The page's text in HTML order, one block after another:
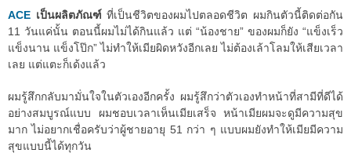
ACE เป็นผลิตภัณฑ์ที่เป็นชีวิตของผมไปตลอดชีวิต ผมกินตัวนี้ติดต่อกัน
11 วันแค่นั้น ตอนนี้ผมไม่ได้กินแล้ว แต่ “น้องชาย” ของผมก็ยัง “แข็งเร็ว
แข็งนาน แข็งโป๊ก” ไม่ทำให้เมียผิดหวังอีกเลย ไม่ต้องเล้าโลมให้เสียเวลา
เลย แต่แตะก็เด้งแล้ว
ผมรู้สึกกลับมามั่นใจในตัวเองอีกครั้ง ผมรู้สึกว่าตัวเองทำหน้าที่สามีที่ดีได้
อย่างสมบูรณ์แบบ ผมชอบเวลาเห็นเมียเสร็จ หน้าเมียผมจะดูมีความสุข
มาก ไม่อยากเชื่อครับว่าผู้ชายอายุ 51 กว่า ๆ แบบผมยังทำให้เมียมีความ
สุขแบบนี้ได้ทุกวัน